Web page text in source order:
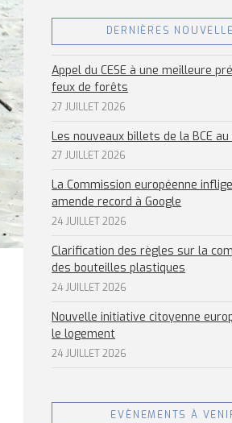
DERNIÈRES
Appel du CESE à une meilleure
feux de forêts
27 JUILLET 2026
Les nouveaux billets de la BCE
27 JUILLET 2026
La Commission européenne
amende record à Google
24 JUILLET 2026
Clarification des règles sur la
des bouteilles plastiques
24 JUILLET 2026
Nouvelle initiative citoyenne
le logement
24 JUILLET 2026
EVÈNEMENTS À